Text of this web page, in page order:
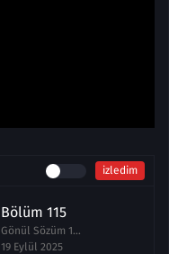
izledim
Bölüm 115
Gönül Sözüm 115.Bölüm izle
19 Eylül 2025